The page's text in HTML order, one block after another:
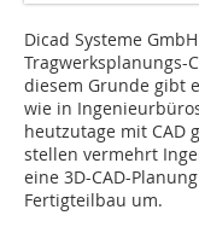
Dicad Systeme
Tragwerksplanungs-
diesem Grunde gibt
wie in
heutzutage mit CAD
stellen vermehrt
eine 3D-CAD-
Fertigteilbau um.